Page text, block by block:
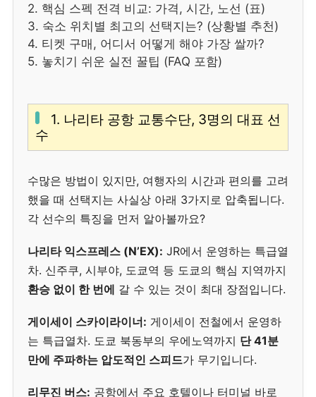
2. 핵심 스펙 전격 비교: 가격, 시간, 노선 (표)
3. 숙소 위치별 최고의 선택지는? (상황별 추천)
4. 티켓 구매, 어디서 어떻게 해야 가장 쌀까?
5. 놓치기 쉬운 실전 꿀팁 (FAQ 포함)
1. 나리타 공항 교통수단, 3명의 대표 선
수
수많은 방법이 있지만, 여행자의 시간과 편의를 고려
했을 때 선택지는 사실상 아래 3가지로 압축됩니다.
각 선수의 특징을 먼저 알아볼까요?
나리타 익스프레스 (N’EX): JR에서 운영하는 특급열
차. 신주쿠, 시부야, 도쿄역 등 도쿄의 핵심 지역까지
환승 없이 한 번에 갈 수 있는 것이 최대 장점입니다.
게이세이 스카이라이너: 게이세이 전철에서 운영하
는 특급열차. 도쿄 북동부의 우에노역까지 단 41분
만에 주파하는 압도적인 스피드가 무기입니다.
리무진 버스: 공항에서 주요 호텔이나 터미널 바로